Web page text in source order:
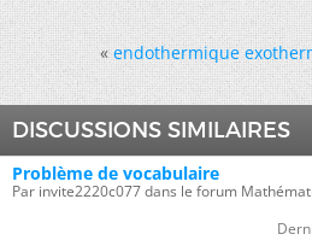
« endothermique
DISCUSSIONS SIMILAIRES
Problème de vocabulaire
Par invite2220c077 dans le forum